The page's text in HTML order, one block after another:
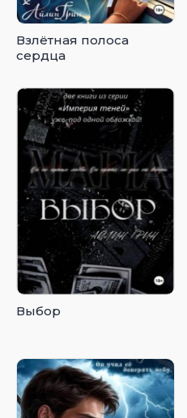
Взлётная полоса
сердца
Выбор